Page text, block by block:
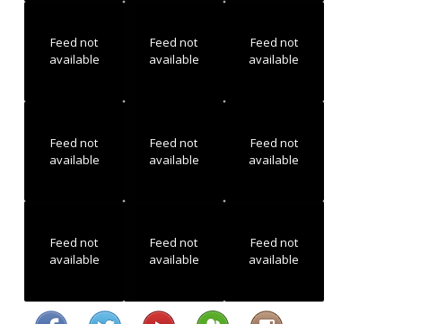
Feed not
available
Feed not
available
Feed not
available
Feed not
available
Feed not
available
Feed not
available
Feed not
available
Feed not
available
Feed not
available